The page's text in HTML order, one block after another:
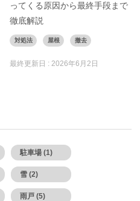
ってくる原因から最終手段まで
徹底解説
対処法 屋根 撤去
最終更新日 :2026年6月2日
駐車場 (1)
雪 (2)
雨戸 (5)